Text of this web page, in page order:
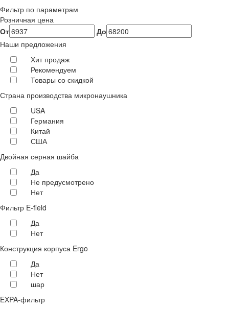
Фильтр по параметрам
Розничная цена
От
До
Наши предложения
Хит продаж
Рекомендуем
Товары со скидкой
Страна производства микронаушника
USA
Германия
Китай
США
Двойная серная шайба
Да
Не предусмотрено
Нет
Фильтр E-field
Да
Нет
Конструкция корпуса Ergo
Да
Нет
шар
EXPA-фильтр